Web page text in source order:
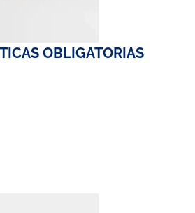
OBLIGATORIAS